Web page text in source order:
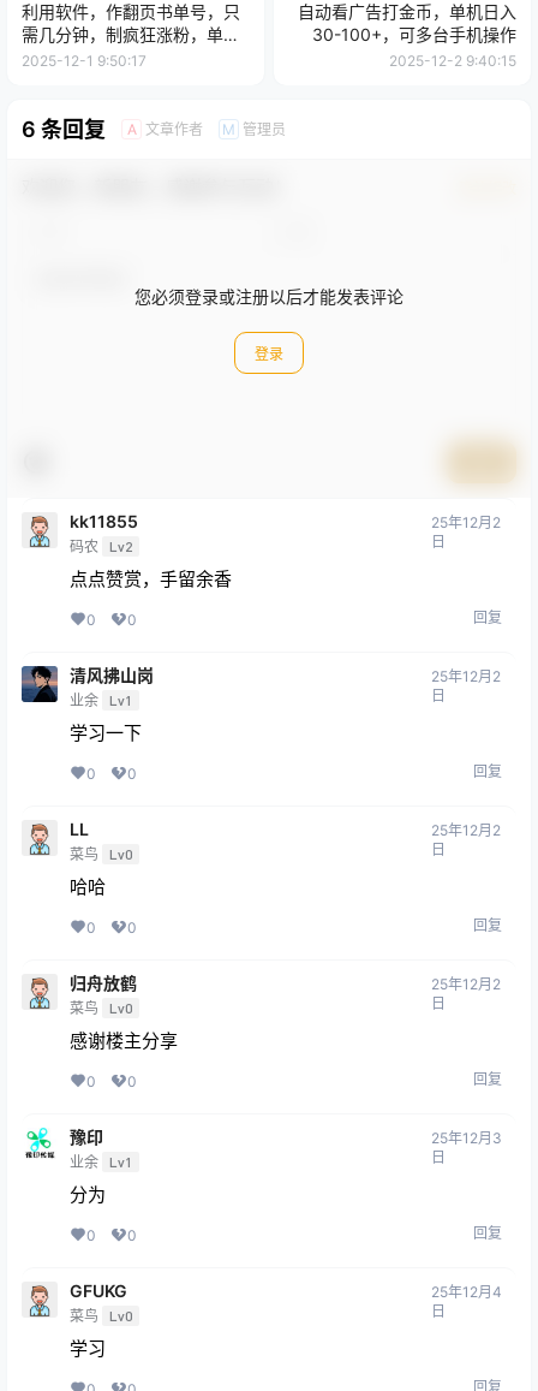
利用软件，作翻页书单号，只
需几分钟，制疯狂涨粉，单日
轻松变现500+
2025-12-1 9:50:17
自动看广告打金币，单机日入
30-100+，可多台手机操作
2025-12-2 9:40:15
6 条回复 A 文章作者 M 管理员
您必须登录或注册以后才能发表评论
登录
kk11855
码农 Lv2
25年12月2
日
点点赞赏，手留余香
0 0 回复
清风拂山岗
业余 Lv1
25年12月2
日
学习一下
0 0 回复
LL
菜鸟 Lv0
25年12月2
日
哈哈
0 0 回复
归舟放鹤
菜鸟 Lv0
25年12月2
日
感谢楼主分享
0 0 回复
豫印
业余 Lv1
25年12月3
日
分为
0 0 回复
GFUKG
菜鸟 Lv0
25年12月4
日
学习
回复